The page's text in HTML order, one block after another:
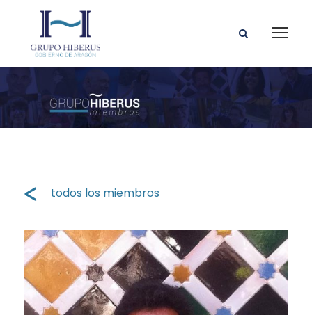
todos los miembros